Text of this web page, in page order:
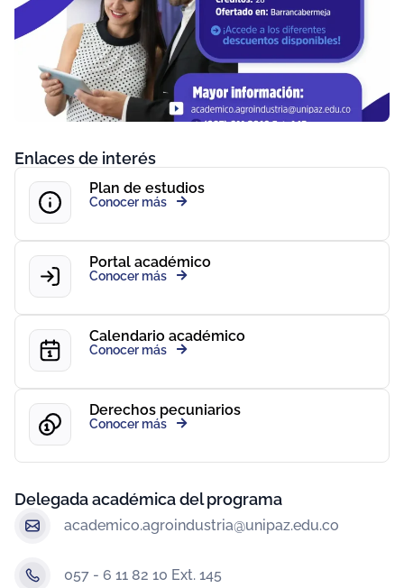
Enlaces de interés
Plan de estudios
Conocer más
Portal académico
Conocer más
Calendario académico
Conocer más
Derechos pecuniarios
Conocer más
Delegada académica del programa
academico.agroindustria@unipaz.edu.co
057 - 6 11 82 10 Ext. 145